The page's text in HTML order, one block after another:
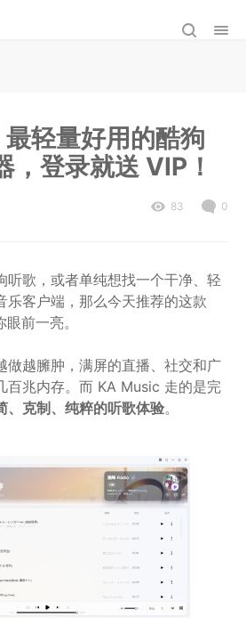
轻量好用的酷狗
，登录就送 VIP！
83 0
听歌，或者单纯想找一个干净、轻
乐客户端，那么今天推荐的这款
前一亮。
做越臃肿，满屏的直播、社交和广
百兆内存。而 KA Music 走的是完
、克制、纯粹的听歌体验。